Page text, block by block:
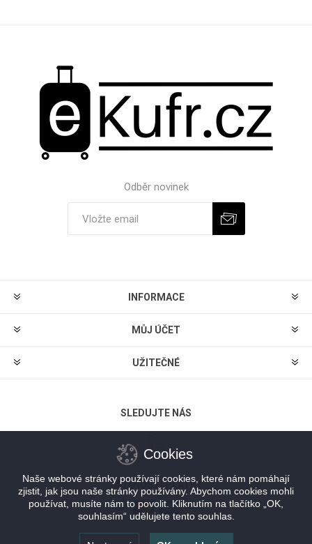
Odběr novinek
INFORMACE
MŮJ ÚČET
UŽITEČNÉ
SLEDUJTE NÁS
MOŽNOSTI PLATBY
Cookies
Naše webové stránky používají cookies, které nám pomáhají
zjistit, jak jsou naše stránky používány. Abychom cookies mohli
používat, musíte nám to povolit. Kliknutím na tlačítko „OK,
souhlasím“ udělujete tento souhlas.